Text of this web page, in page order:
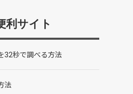
利サイト
32秒で調べる方法
法